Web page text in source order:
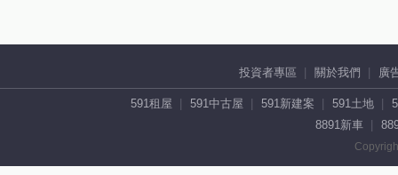
投資者專區 關於我們 廣
591租屋 591中古屋 591新建案 591土地
8891新車